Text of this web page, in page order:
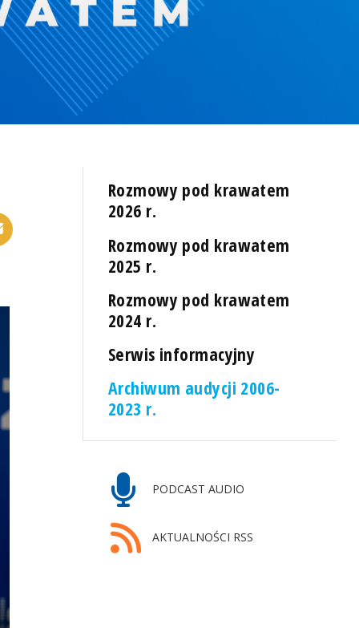
Rozmowy pod krawatem
2026 r.
Rozmowy pod krawatem
2025 r.
Rozmowy pod krawatem
2024 r.
Serwis informacyjny
Archiwum audycji 2006-
2023 r.
PODCAST AUDIO
AKTUALNOŚCI RSS